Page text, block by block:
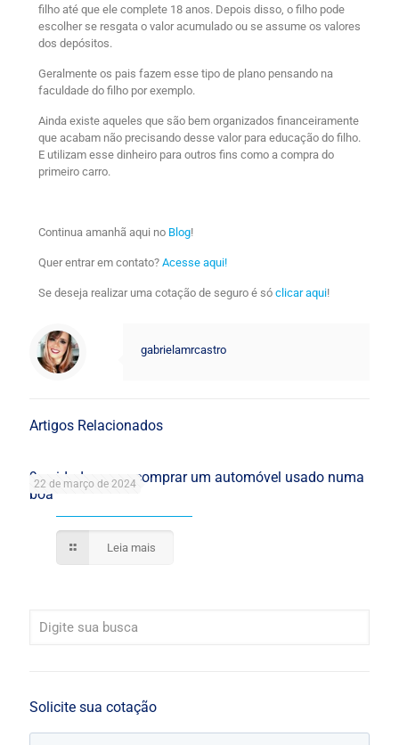
filho até que ele complete 18 anos. Depois disso, o filho pode
escolher se resgata o valor acumulado ou se assume os valores
dos depósitos.
Geralmente os pais fazem esse tipo de plano pensando na
faculdade do filho por exemplo.
Ainda existe aqueles que são bem organizados financeiramente
que acabam não precisando desse valor para educação do filho.
E utilizam esse dinheiro para outros fins como a compra do
primeiro carro.
Continua amanhã aqui no Blog!
Quer entrar em contato? Acesse aqui!
Se deseja realizar uma cotação de seguro é só clicar aqui!
gabrielamrcastro
Artigos Relacionados
22 de março de 2024
9 cuidados para comprar um automóvel usado numa
boa
Leia mais
Solicite sua cotação